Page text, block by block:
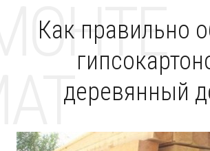
Как правильно
деревянный